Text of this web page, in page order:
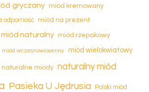
gryczany miód kremowany
odporność miód na prezent
miód naturalny miód rzepakowy
miód wczesnowiosenny miód wielokwiatowy
naturalne miody naturalny miód
Pasieka U Jędrusia Polski miód